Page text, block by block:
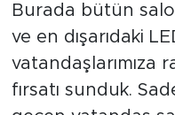
Burada bütün
ve en dışarıdaki
vatandaşlarımıza
fırsatı sunduk.